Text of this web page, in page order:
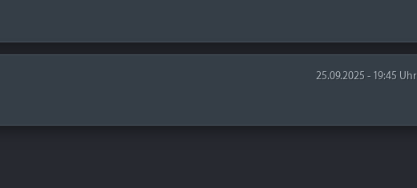
25.09.2025 - 19:45 Uhr